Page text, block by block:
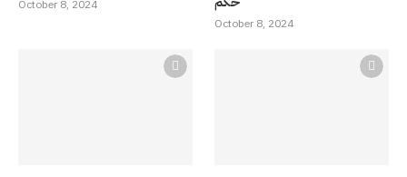
October 8, 2024
October 8, 2024